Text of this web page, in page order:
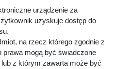
urządzenie za
uzyskuje dostęp do
na rzecz którego zgodnie z
prawa mogą być świadczone
lub z którym zawarta może być